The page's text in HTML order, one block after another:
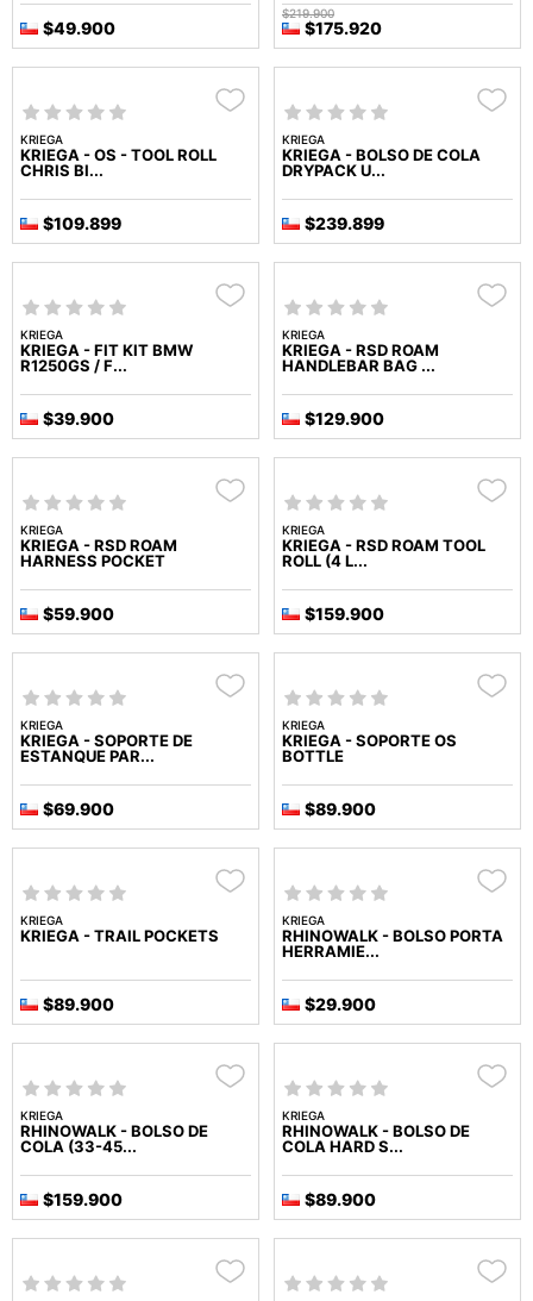
$49.900 $175.920
$219.900
KRIEGA
KRIEGA - OS - TOOL ROLL
CHRIS BI...
$109.899
KRIEGA
KRIEGA - BOLSO DE COLA
DRYPACK U...
$239.899
KRIEGA
KRIEGA - FIT KIT BMW
R1250GS / F...
$39.900
KRIEGA
KRIEGA - RSD ROAM
HANDLEBAR BAG ...
$129.900
KRIEGA
KRIEGA - RSD ROAM
HARNESS POCKET
$59.900
KRIEGA
KRIEGA - RSD ROAM TOOL
ROLL (4 L...
$159.900
KRIEGA
KRIEGA - SOPORTE DE
ESTANQUE PAR...
$69.900
KRIEGA
KRIEGA - SOPORTE OS
BOTTLE
$89.900
KRIEGA
KRIEGA - TRAIL POCKETS
$89.900
KRIEGA
RHINOWALK - BOLSO PORTA
HERRAMIE...
$29.900
KRIEGA
RHINOWALK - BOLSO DE
COLA (33-45...
$159.900
KRIEGA
RHINOWALK - BOLSO DE
COLA HARD S...
$89.900